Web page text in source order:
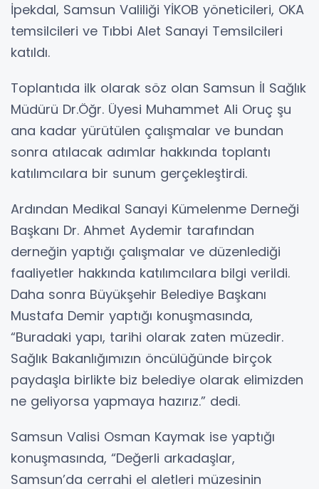
İpekdal, Samsun Valiliği YİKOB yöneticileri, OKA
temsilcileri ve Tıbbi Alet Sanayi Temsilcileri
katıldı.
Toplantıda ilk olarak söz olan Samsun İl Sağlık
Müdürü Dr.Öğr. Üyesi Muhammet Ali Oruç şu
ana kadar yürütülen çalışmalar ve bundan
sonra atılacak adımlar hakkında toplantı
katılımcılara bir sunum gerçekleştirdi.
Ardından Medikal Sanayi Kümelenme Derneği
Başkanı Dr. Ahmet Aydemir tarafından
derneğin yaptığı çalışmalar ve düzenlediği
faaliyetler hakkında katılımcılara bilgi verildi.
Daha sonra Büyükşehir Belediye Başkanı
Mustafa Demir yaptığı konuşmasında,
“Buradaki yapı, tarihi olarak zaten müzedir.
Sağlık Bakanlığımızın öncülüğünde birçok
paydaşla birlikte biz belediye olarak elimizden
ne geliyorsa yapmaya hazırız.” dedi.
Samsun Valisi Osman Kaymak ise yaptığı
konuşmasında, “Değerli arkadaşlar,
Samsun’da cerrahi el aletleri müzesinin